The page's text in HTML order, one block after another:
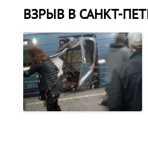
ВЗРЫВ В САНКТ-